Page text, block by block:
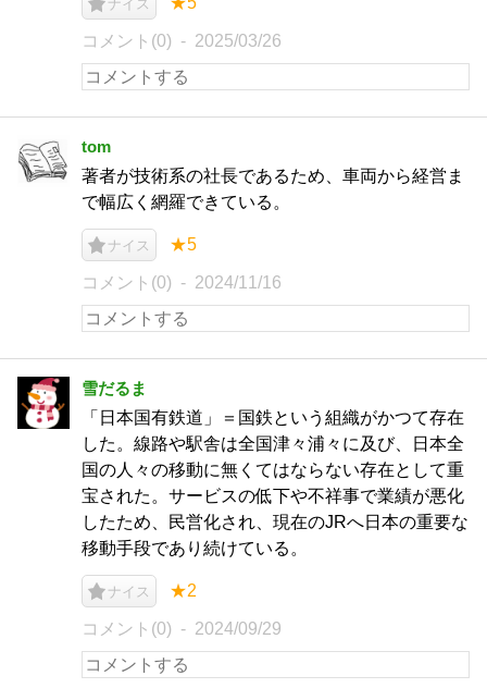
ナイス
コメント(0) 2025/03/26
tom
著者が技術系の社長であるため、車両から経営ま
で幅広く網羅できている。
ナイス ★5
コメント(0) 2024/11/16
雪だるま
「日本国有鉄道」＝国鉄という組織がかつて存在
した。線路や駅舎は全国津々浦々に及び、日本全
国の人々の移動に無くてはならない存在として重
宝された。サービスの低下や不祥事で業績が悪化
したため、民営化され、現在のJRへ日本の重要な
移動手段であり続けている。
ナイス ★2
コメント(0) 2024/09/29